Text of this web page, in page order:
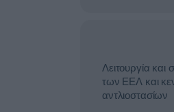
Λειτουργία και
των ΕΕΛ και
αντλιοστασίων